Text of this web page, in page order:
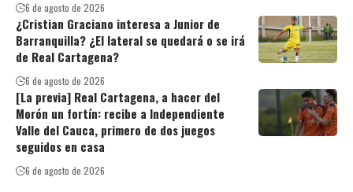
6 de agosto de 2026
¿Cristian Graciano interesa a Junior de
Barranquilla? ¿El lateral se quedará o se irá
de Real Cartagena?
6 de agosto de 2026
[La previa] Real Cartagena, a hacer del
Morón un fortín: recibe a Independiente
Valle del Cauca, primero de dos juegos
seguidos en casa
6 de agosto de 2026